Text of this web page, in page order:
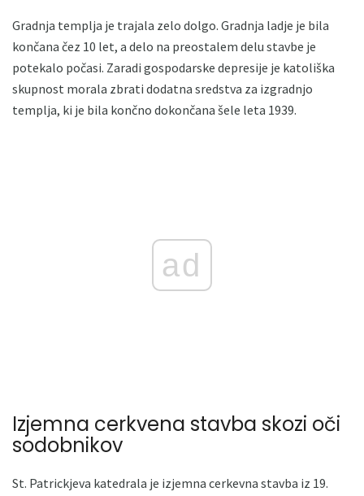
Gradnja templja je trajala zelo dolgo. Gradnja ladje je bila
končana čez 10 let, a delo na preostalem delu stavbe je
potekalo počasi. Zaradi gospodarske depresije je katoliška
skupnost morala zbrati dodatna sredstva za izgradnjo
templja, ki je bila končno dokončana šele leta 1939.
ad
Izjemna cerkvena stavba skozi oči
sodobnikov
St. Patrickjeva katedrala je izjemna cerkevna stavba iz 19.